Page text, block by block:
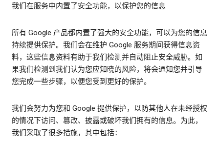
我们在服务中内置了安全功能，以保护您的信息
所有 Google 产品都内置了强大的安全功能，可以为您的信息
持续提供保护。我们会在维护 Google 服务期间获得信息资
料，这些信息资料有助于我们检测并自动阻止安全威胁。如
果我们检测到我们认为您应知晓的风险，将会通知您并引导
您完成一些步骤，以便您受到更好的保护。
我们会努力为您和 Google 提供保护，以防其他人在未经授权
的情况下访问、篡改、披露或破坏我们拥有的信息。为此，
我们采取了很多措施，其中包括：